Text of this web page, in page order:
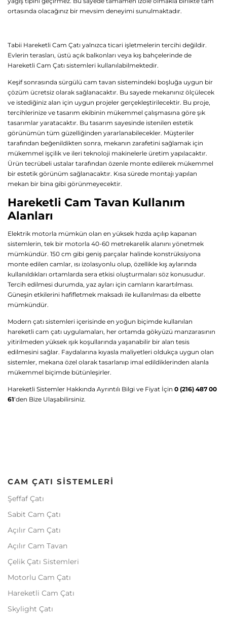
ortasında olacağınız bir mevsim deneyimi sunulmaktadır.
Tabii Hareketli Cam Çatı yalnızca ticari işletmelerin tercihi değildir.
Evlerin terasları, üstü açık balkonları veya kış bahçelerinde de
Hareketli Cam Çatı sistemleri kullanılabilmektedir.
Keşif sonrasında sürgülü cam tavan sistemindeki boşluğa uygun bir
çözüm ücretsiz olarak sağlanacaktır. Bu sayede mekanınız ölçülecek
ve istediğiniz alan için uygun projeler gerçekleştirilecektir. Bu proje,
tercihlerinize ve tasarım ekibinin mükemmel çalışmasına göre şık
tasarımlar yaratacaktır. Bu tasarım sayesinde istenilen estetik
görünümün tüm güzelliğinden yararlanabilecekler. Müşteriler
tarafından beğenildikten sonra, mekanın zarafetini sağlamak için
mükemmel işçilik ve ileri teknoloji makinelerle üretim yapılacaktır.
Ürün tecrübeli ustalar tarafından özenle monte edilerek mükemmel
bir estetik görünüm sağlanacaktır. Kısa sürede montajı yapılan
mekan bir bina gibi görünmeyecektir.
Hareketli Cam Tavan Kullanım
Alanları
Elektrik motorla mümkün olan en yüksek hızda açılıp kapanan
sistemlerin, tek bir motorla 40-60 metrekarelik alanını yönetmek
mümkündür. 150 cm gibi geniş parçalar halinde konstrüksiyona
monte edilen camlar, ısı izolasyonlu olup, özellikle kış aylarında
kullanıldıkları ortamlarda sera etkisi oluşturmaları söz konusudur.
Tercih edilmesi durumda, yaz ayları için camların karartılması.
Güneşin etkilerini hafifletmek maksadı ile kullanılması da elbette
mümkündür.
Modern çatı sistemleri içerisinde en yoğun biçimde kullanılan
hareketli cam çatı uygulamaları, her ortamda gökyüzü manzarasının
yitirilmeden yüksek ışık koşullarında yaşanabilir bir alan tesis
edilmesini sağlar. Faydalarına kıyasla maliyetleri oldukça uygun olan
sistemler, mekana özel olarak tasarlanıp imal edildiklerinden alanla
mükemmel biçimde bütünleşirler.
Hareketli Sistemler Hakkında Ayrıntılı Bilgi ve Fiyat İçin 0 (216) 487 00
61‘den Bize Ulaşabilirsiniz.
CAM ÇATI SISTEMLERI
Şeffaf Çatı
Sabit Cam Çatı
Açılır Cam Çatı
Açılır Cam Tavan
Çelik Çatı Sistemleri
Motorlu Cam Çatı
Hareketli Cam Çatı
Skylight Çatı